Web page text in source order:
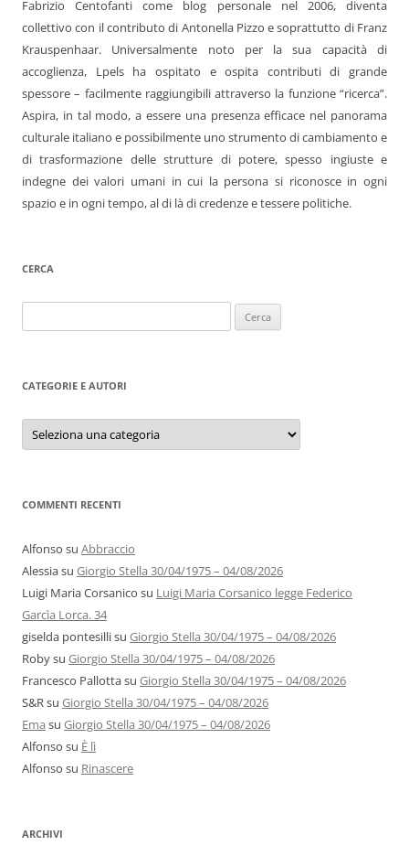
Fabrizio Centofanti come blog personale nel 2006, diventa
collettivo con il contributo di Antonella Pizzo e soprattutto di Franz
Krauspenhaar. Universalmente noto per la sua capacità di
accoglienza, Lpels ha ospitato e ospita contributi di grande
spessore – facilmente raggiungibili attraverso la funzione “ricerca”.
Aspira, in tal modo, a essere una presenza efficace nel panorama
culturale italiano e possibilmente uno strumento di cambiamento e
di trasformazione delle strutture di potere, spesso ingiuste e
indegne dei valori umani in cui la persona si riconosce in ogni
spazio e in ogni tempo, al di là di credenze e tessere politiche.
CERCA
per:
CATEGORIE E AUTORI
Categorie
autori
COMMENTI RECENTI
Alfonso su Abbraccio
Alessiasu Giorgio Stella 30/04/1975 – 04/08/2026
Luigi Maria Corsanico su Luigi Maria Corsanico legge Federico
Garcìa Lorca. 34
giselda pontesillisu Giorgio Stella 30/04/1975 – 04/08/2026
Robysu Giorgio Stella 30/04/1975 – 04/08/2026
Francesco Pallottasu Giorgio Stella 30/04/1975 – 04/08/2026
S&Rsu Giorgio Stella 30/04/1975 – 04/08/2026
Ema su Giorgio Stella 30/04/1975 – 04/08/2026
Alfonso su È lì
Alfonso su Rinascere
ARCHIVI